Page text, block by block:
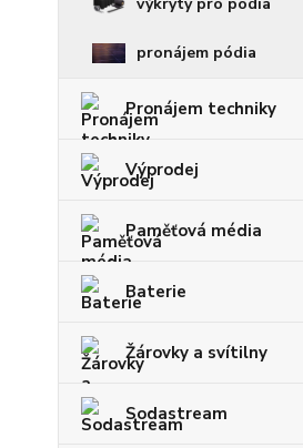
pronájem pódia
Pronájem techniky
Výprodej
Paměťová média
Baterie
Žárovky a svítilny
Sodastream